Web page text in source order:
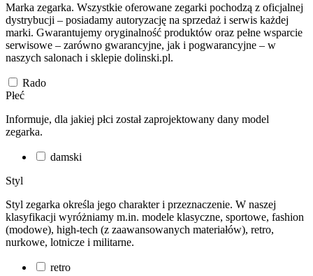
Marka zegarka. Wszystkie oferowane zegarki pochodzą z oficjalnej
dystrybucji – posiadamy autoryzację na sprzedaż i serwis każdej
marki. Gwarantujemy oryginalność produktów oraz pełne wsparcie
serwisowe – zarówno gwarancyjne, jak i pogwarancyjne – w
naszych salonach i sklepie dolinski.pl.
Rado
Płeć
Informuje, dla jakiej płci został zaprojektowany dany model
zegarka.
damski
Styl
Styl zegarka określa jego charakter i przeznaczenie. W naszej
klasyfikacji wyróżniamy m.in. modele klasyczne, sportowe, fashion
(modowe), high-tech (z zaawansowanych materiałów), retro,
nurkowe, lotnicze i militarne.
retro